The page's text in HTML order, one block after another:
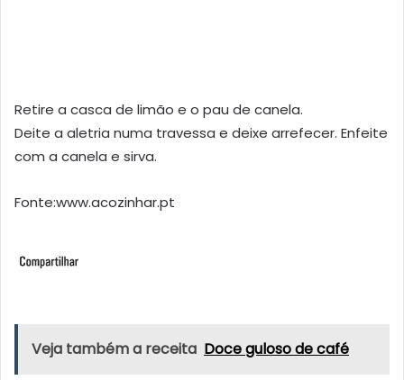
Retire a casca de limão e o pau de canela.
Deite a aletria numa travessa e deixe arrefecer. Enfeite
com a canela e sirva.
Fonte:www.acozinhar.pt
Veja também a receita Doce guloso de café